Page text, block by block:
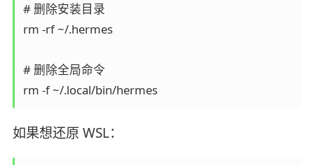
# 删除安装目录
rm -rf ~/.hermes
# 删除全局命令
rm -f ~/.local/bin/hermes
如果想还原 WSL：